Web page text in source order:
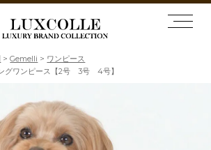
Gemelli
ワンピース
ングワンピース【2号 3号 4号】